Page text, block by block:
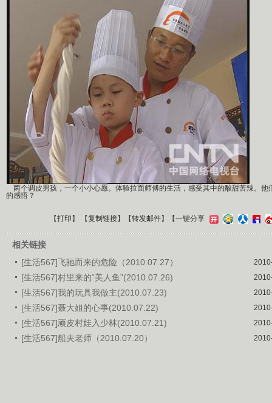
两个调皮男孩，一个小小心愿。体验拉面师傅的生活，感受其中的酸甜苦辣。他
的感悟？
【打印 】 【复制链接】【转发邮件】 【一键分享
相关链接
[生活567]飞驰而来的危险（2010.07.27）
[生活567]村里来的“美人鱼”(2010.07.26)
[生活567]我的玩具我做主(2010.07.23)
[生活567]聂大姐的心事(2010.07.22)
[生活567]顽皮村娃入少林(2010.07.21)
[生活567]船夫老师（2010.07.20）